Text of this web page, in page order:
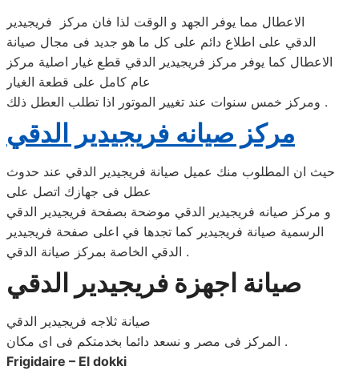
الاعطال مما يوفر الجهد و الوقت لذا فان مركز فريجيدير
الدقي على اطلاع دائم على كل ما هو جديد فى مجال صيانة
الاعطال كما يوفر مركز فريجيدير الدقي قطع غيار اصلية مركز
عام كامل على قطعة الغيار
ومركز خمس سنوات عند تغيير الموتور اذا تطلب العطل ذلك .
مركز صيانه فريجيدير الدقي
حيث ان المطلوب منك عميل صيانة فريجيدير الدقي عند حدوث
عطل فى جهازك اتصل على
و مركز صيانه فريجيدير الدقي موضحة بصفحة فريجيدير الدقي
الرسمية صيانة فريجيدير كما تجدها في اعلى صفحة فريجيدير
الدقي الخاصة بمركز صيانة الدقي .
صيانة اجهزة فريجيدير الدقي
صيانة ثلاجه فريجيدير الدقي
المركز فى مصر و نسعد دائما بخدمتكم فى اى مكان .
Frigidaire – El dokki